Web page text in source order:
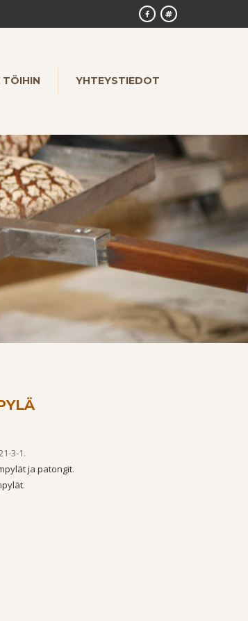
TÖIHIN YHTEYSTIEDOT
3-1.
ja patongit.
.